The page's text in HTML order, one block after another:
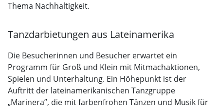
Thema Nachhaltigkeit.
Tanzdarbietungen aus Lateinamerika
Die Besucherinnen und Besucher erwartet ein
Programm für Groß und Klein mit Mitmachaktionen,
Spielen und Unterhaltung. Ein Höhepunkt ist der
Auftritt der lateinamerikanischen Tanzgruppe
„Marinera”, die mit farbenfrohen Tänzen und Musik für